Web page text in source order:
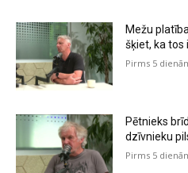
Mežu
šķiet, ka tos
Pirms 5
Pētnieks
dzīvnieku
Pirms 5